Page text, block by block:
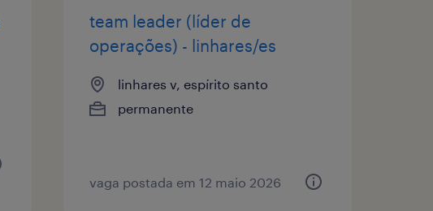
team leader (líder de
operações) - linhares/es
linhares v, espírito santo
permanente
vaga postada em 12 maio 2026